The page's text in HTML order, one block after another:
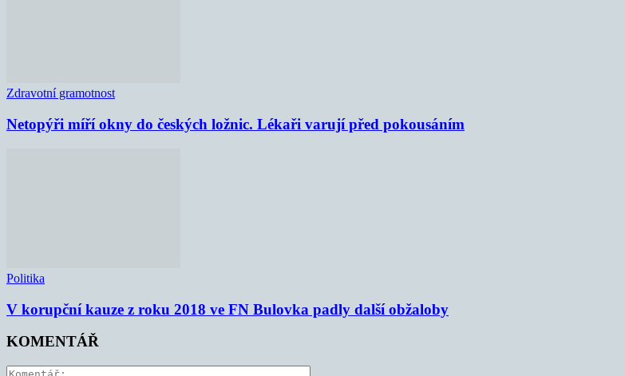
Zdravotní gramotnost
Netopýři míří okny do českých ložnic. Lékaři varují před pokousáním
Politika
V korupční kauze z roku 2018 ve FN Bulovka padly další obžaloby
KOMENTÁŘ